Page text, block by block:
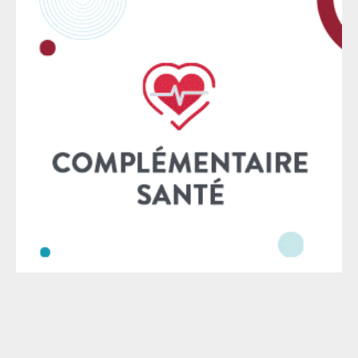
conditions irrégulières, d’une décision portant
atteinte au droit de propriété ». En l’occurrence, le
préfet entendait faire détruire, sans distinction, tout
un ensemble d’habitations indissociables les unes des
autres en raison de leur fragilité structurelle qui en
fait une sorte de mikado, alors même que le tribunal
administratif avait déjà suspendu son arrêté de
démolition pour 17 d’entre elles, dont la destruction
par ricochet était donc nécessairement irrégulière.
Mayotte souffre d’un déficit chronique de logements
sociaux de sorte que les familles qui doivent être
opérations. De même, les biens meubles